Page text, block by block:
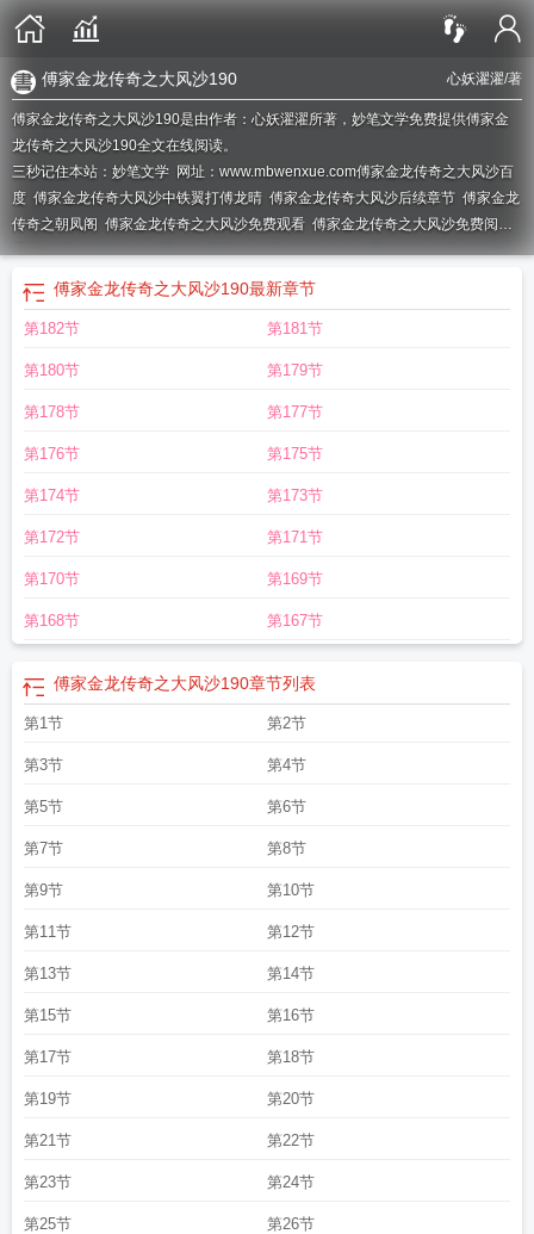
心妖濯濯/著
傅家金龙传奇之大风沙190
傅家金龙传奇之大风沙190是由作者：心妖濯濯所著，妙笔文学免费提供傅家金
龙传奇之大风沙190全文在线阅读。
三秒记住本站：妙笔文学 网址：www.mbwenxue.com傅家金龙传奇之大风沙百
度 傅家金龙传奇大风沙中铁翼打傅龙晴 傅家金龙传奇大风沙后续章节 傅家金龙
传奇之朝凤阁 傅家金龙传奇之大风沙免费观看 傅家金龙传奇之大风沙免费阅读
天域傅家金龙传奇之大风沙免费网址傅家金龙传奇之大风沙209傅家金龙传奇
傅家金龙传奇之大风沙好看吗 傅家金龙传奇之大风沙完结
大风沙晋江
金龙传奇挨打
傅家金龙传奇之大风沙在线阅读傅家金龙传奇大风沙剧透
风沙完整版免费阅读
傅家金龙传奇前传傅家金龙传奇之大风沙190
奇之朝凤阁顶点
傅家金龙传奇之大风沙坝上桃花
沙打哭小莫
傅家金龙传奇之大风沙免费阅读209章网址
金龙传奇之大风沙免费
傅家金龙传奇大风沙结局
奇含烟挨打
傅家金龙传奇之大风沙免费阅读
傅家金龙传奇之大风沙190最新章节
第182节 第181节
第180节 第179节
第178节 第177节
第176节 第175节
第174节 第173节
第172节 第171节
第170节 第169节
第168节 第167节
傅家金龙传奇之大风沙190章节列表
第1节 第2节
第3节 第4节
第5节 第6节
第7节 第8节
第9节 第10节
第11节 第12节
第13节 第14节
第15节 第16节
第17节 第18节
第19节 第20节
第21节 第22节
第23节 第24节
第25节 第26节